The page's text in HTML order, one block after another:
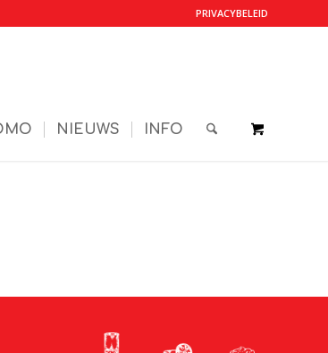
PRIVACYBELEID
NIEUWS INFO